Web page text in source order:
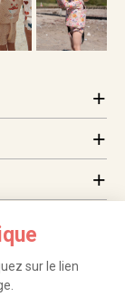
sur le lien